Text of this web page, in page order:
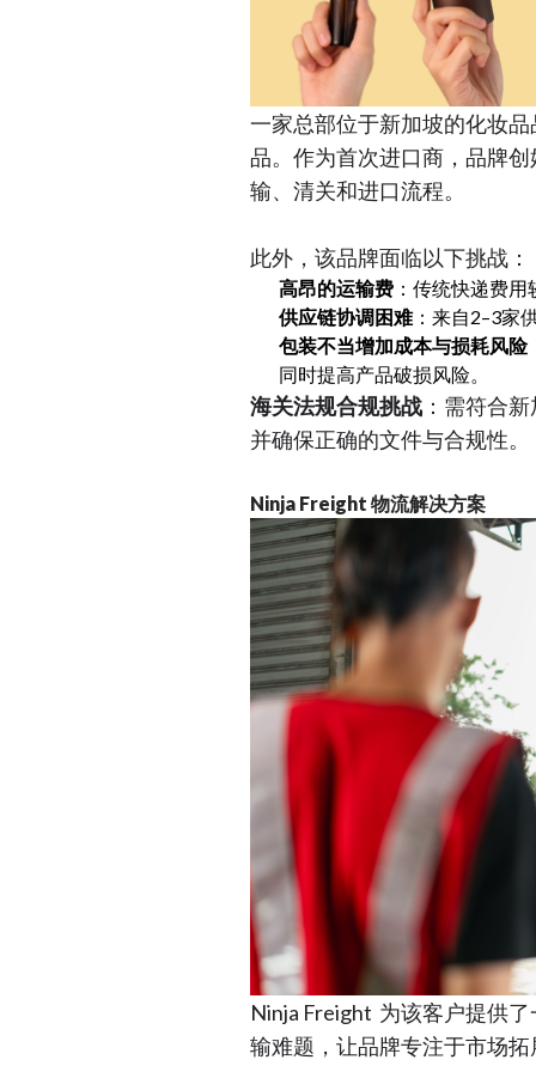
一家总部位于新加坡的化妆
品。作为首次进口商，品牌
输、清关和进口流程。
此外，该品牌面临以下挑战：
高昂的运输费 ：传统快递费
供应链协调困难：来自2–3家
包装不当增加成本与损耗风险
同时提高产品破损风险。
海关法规合规挑战 ：需符合
并确保正确的文件与合规性。
Ninja Freight 物流解决方案
Ninja Freight 为该客户提供
输难题，让品牌专注于市场拓